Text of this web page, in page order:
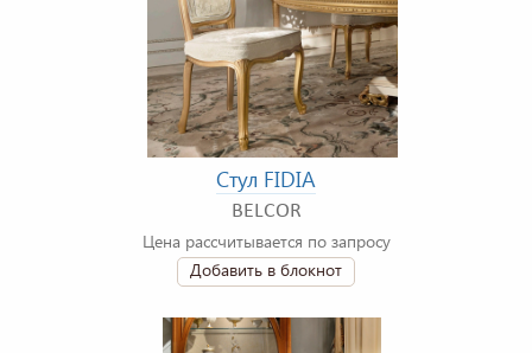
Стул FIDIA
BELCOR
Цена рассчитывается по запросу
Добавить в блокнот